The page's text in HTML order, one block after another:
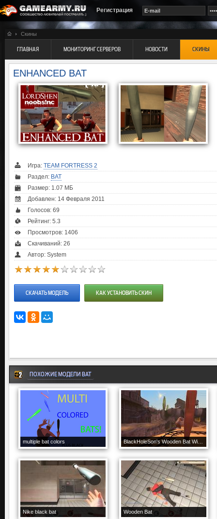
Регистрация
Скины
ГЛАВНАЯ МОНИТОРИНГ СЕРВЕРОВ НОВОСТИ СКИНЫ
ENHANCED BAT
Игра: TEAM FORTRESS 2
Раздел: BAT
Размер: 1.07 МБ
Добавлен: 14 Февраля 2011
Голосов: 69
Рейтинг: 5.3
Просмотров: 1406
Скачиваний: 26
Автор: System
СКАЧАТЬ МОДЕЛЬ КАК УСТАНОВИТЬ СКИН
ПОХОЖИЕ МОДЕЛИ BAT
multiple bat colors
Nike black bat Wooden Bat